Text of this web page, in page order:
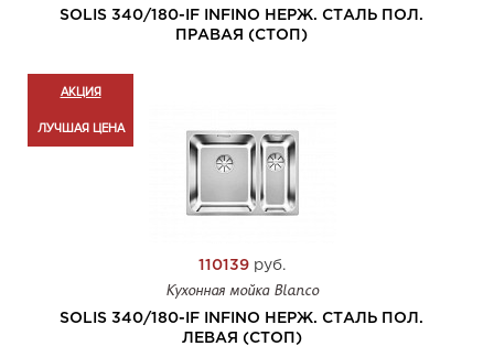
SOLIS 340/180-IF INFINO НЕРЖ. СТАЛЬ ПОЛ.
ПРАВАЯ (СТОП)
110139руб.
Кухонная мойка Blanco
SOLIS 340/180-IF INFINO НЕРЖ. СТАЛЬ ПОЛ.
ЛЕВАЯ (СТОП)
АКЦИЯ
ЛУЧШАЯ ЦЕНА